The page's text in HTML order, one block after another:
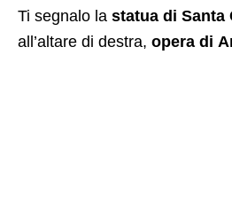
Ti segnalo la statua di Santa
all’altare di destra, opera di